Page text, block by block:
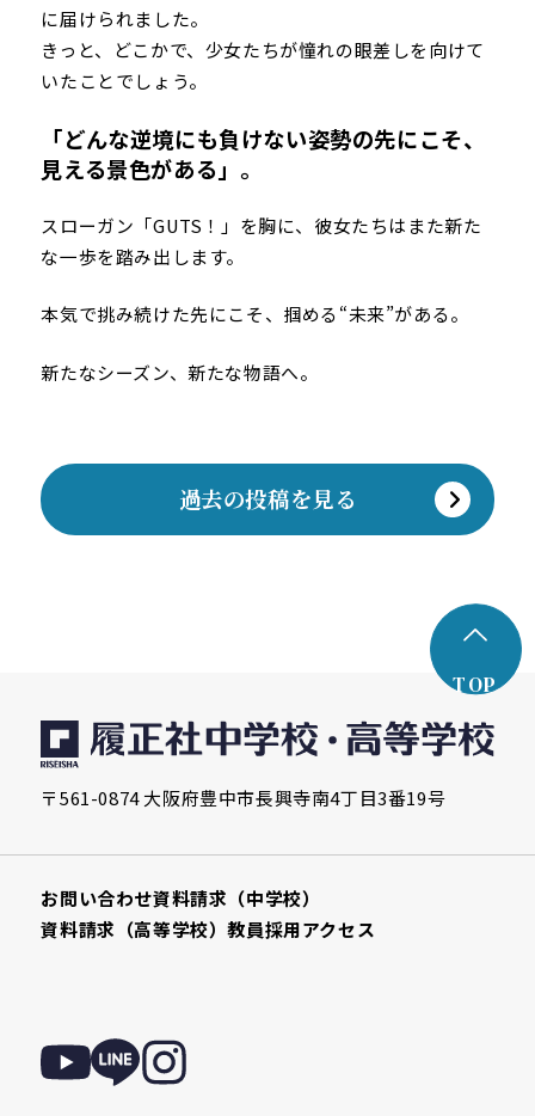
に届けられました。
きっと、どこかで、少女たちが憧れの眼差しを向けて
いたことでしょう。
「どんな逆境にも負けない姿勢の先にこそ、
見える景色がある」。
スローガン「GUTS！」を胸に、彼女たちはまた新た
な一歩を踏み出します。
本気で挑み続けた先にこそ、掴める“未来”がある。
新たなシーズン、新たな物語へ。
過去の投稿を見る
TOP
〒561-0874 大阪府豊中市長興寺南4丁目3番19号
お問い合わせ資料請求（中学校）
資料請求（高等学校）教員採用アクセス